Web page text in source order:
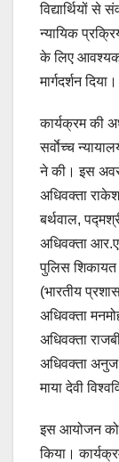
विद्यार्थियों से
न्यायिक
के लिए आवश्यक
मार्गदर्शन दिया।
कार्यक्रम की
सर्वाेच्च
ने की। इस
अधिवक्ता राकेश
बर्थवाल,
अधिवक्ता
पुलिस शिकायत
(भारतीय
अधिवक्ता
अधिवक्ता
अधिवक्ता अनुज
माया देवी
इस आयोजन
किया।